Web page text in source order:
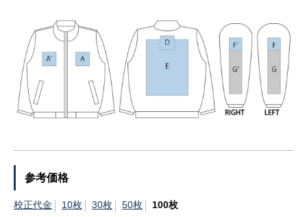
参考価格
校正代金 10枚 30枚 50枚 100枚